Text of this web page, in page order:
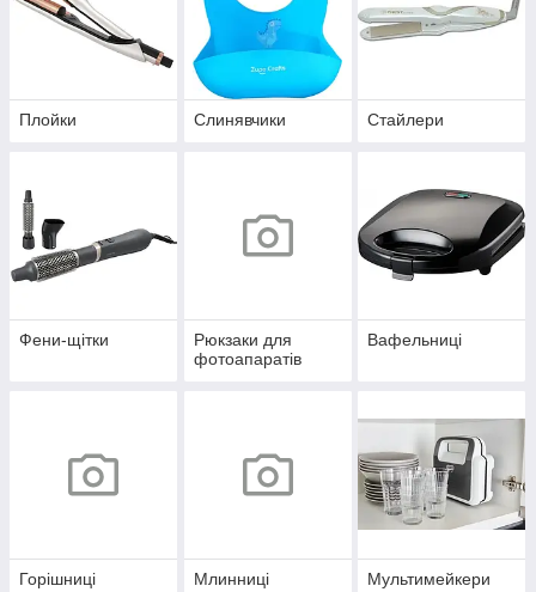
Плойки Слинявчики Стайлери
Фени-щітки
Рюкзаки для
фотоапаратів
Вафельниці
Горішниці Млинниці Мультимейкери